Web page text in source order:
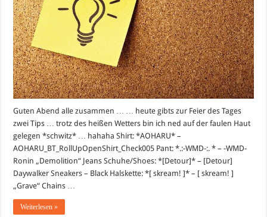
I
Guten Abend alle zusammen … … heute gibts zur Feier des Tages
zwei Tips … trotz des heißen Wetters bin ich ned auf der faulen Haut
gelegen *schwitz* … hahaha Shirt: *AOHARU* –
AOHARU_BT_RollUpOpenShirt_Check005 Pant: *.:-WMD-:. * – -WMD-
Ronin „Demolition“ Jeans Schuhe/Shoes: *[Detour]* – [Detour]
Daywalker Sneakers – Black Halskette: *[ skream! ]* – [ skream! ]
„Grave“ Chains …
Weiterlesen »